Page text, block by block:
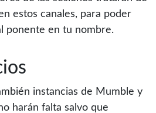
estos canales, para poder
ponente en tu nombre.
instancias de Mumble y
harán falta salvo que